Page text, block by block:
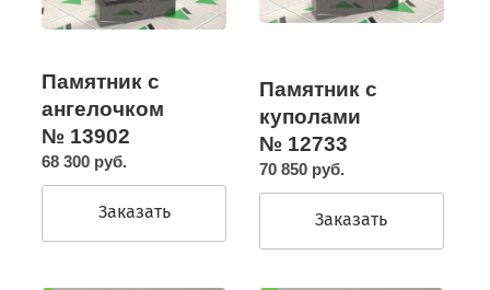
Памятник с
ангелочком
№ 13902
68 300 руб.
Заказать
Памятник с
куполами
№ 12733
70 850 руб.
Заказать